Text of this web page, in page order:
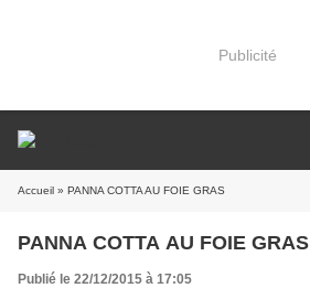
Publicité
Accueil » PANNA COTTA AU FOIE GRAS
PANNA COTTA AU FOIE GRAS
Publié le 22/12/2015 à 17:05